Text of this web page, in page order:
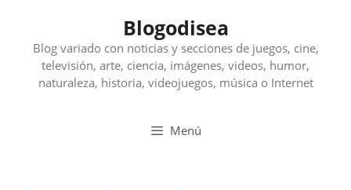
contenido
Blogodisea
Blog variado con noticias y secciones de juegos, cine,
televisión, arte, ciencia, imágenes, videos, humor,
naturaleza, historia, videojuegos, música o Internet
Menú